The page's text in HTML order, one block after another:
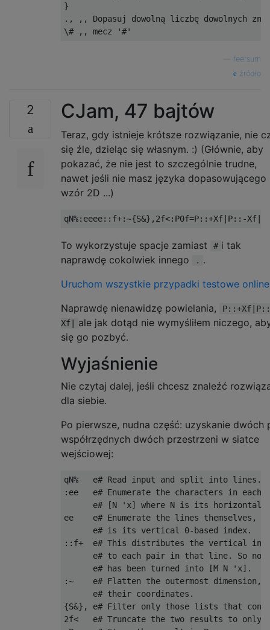
}
., ,, Dopasuj dowolną liczbę dowolnych
feersum
źródło
2 CJam, 47 bajtów
Teraz, gdy istnieje krótsze rozwiązanie, nie
się źle, dzieląc się własnym. :) (Głównie, aby
pokazać, że nie jest to szczególnie trudne,
nawet jeśli nie masz języka dopasowującego
wzór 2D ...)
To wykorzystuje spacje zamiast # i tak
naprawdę cokolwiek innego
. .
Uruchom wszystkie przypadki testowe
Naprawdę nienawidzę powielania,
Xf|
ale jak dotąd nie wymyśliłem niczego,
się go pozbyć.
Wyjaśnienie
Nie czytaj dalej, jeśli chcesz znaleźć
dla siebie.
Po pierwsze, nudna część: uzyskanie dwóch
współrzędnych dwóch przestrzeni w siatce
wejściowej:
qN%   e# Read input and split into lines.
:ee   e# Enumerate the characters in
e# [N 'x] where N is its horizontal
ee    e# Enumerate the lines
      e# is its vertical 0-based index.
::f+  e# This distributes the vertical
e# to each pair in that line. So
      e# has been turned into [M N 'x].
:~    e# Flatten the outermost
      e# their coordinates.
{S&}, e# Filter only those lists that
2f<   e# Truncate the two results to